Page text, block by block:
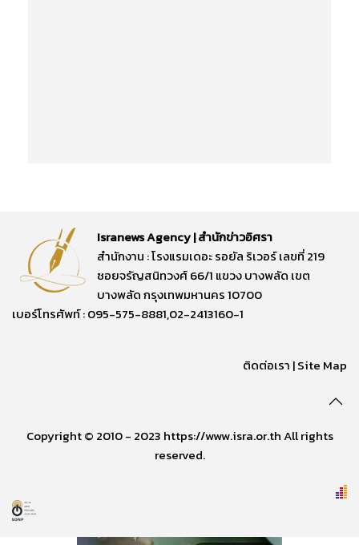
Isranews Agency | สำนักข่าวอิศรา
สำนักงาน : โรงแรมเดอะ รอยัล ริเวอร์ เลขที่ 219
ซอยจรัญสนิทวงศ์ 66/1 แขวง บางพลัด เขต
บางพลัด กรุงเทพมหานคร 10700
เบอร์โทรศัพท์ : 095-575-8881,02-2413160-1
ติดต่อเรา |Site Map
Copyright © 2010 - 2023 https://www.isra.or.th All rights
reserved.